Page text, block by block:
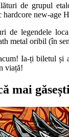
de grupul
new-age
de legendele
metal oribil (în
Ia-ți biletul și
viață!
mai